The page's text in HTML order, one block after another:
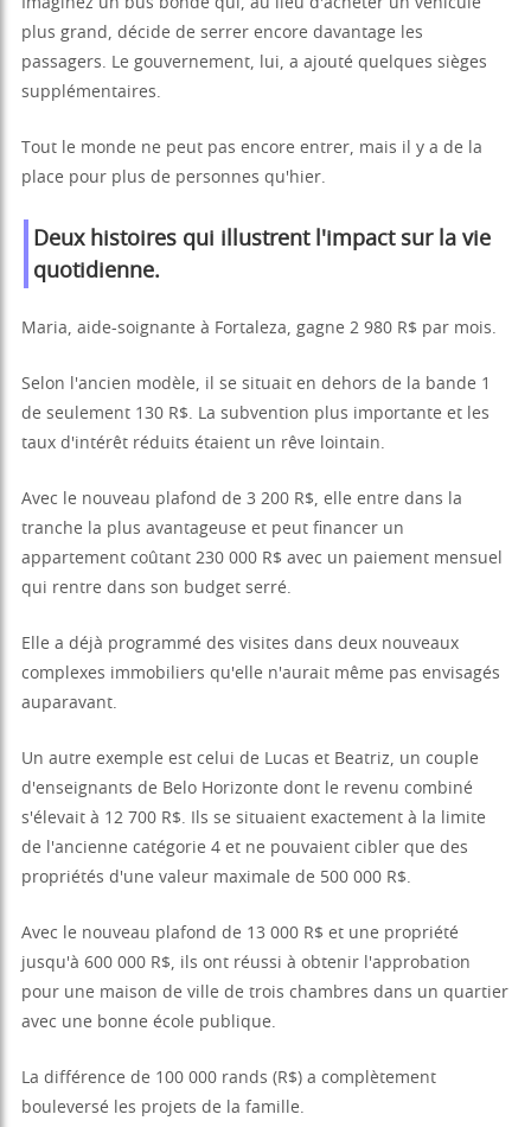
Imaginez un bus bondé qui, au lieu d'acheter un véhicule
plus grand, décide de serrer encore davantage les
passagers. Le gouvernement, lui, a ajouté quelques sièges
supplémentaires.
Tout le monde ne peut pas encore entrer, mais il y a de la
place pour plus de personnes qu'hier.
Deux histoires qui illustrent l'impact sur la vie
quotidienne.
Maria, aide-soignante à Fortaleza, gagne 2 980 R$ par mois.
Selon l'ancien modèle, il se situait en dehors de la bande 1
de seulement 130 R$. La subvention plus importante et les
taux d'intérêt réduits étaient un rêve lointain.
Avec le nouveau plafond de 3 200 R$, elle entre dans la
tranche la plus avantageuse et peut financer un
appartement coûtant 230 000 R$ avec un paiement mensuel
qui rentre dans son budget serré.
Elle a déjà programmé des visites dans deux nouveaux
complexes immobiliers qu'elle n'aurait même pas envisagés
auparavant.
Un autre exemple est celui de Lucas et Beatriz, un couple
d'enseignants de Belo Horizonte dont le revenu combiné
s'élevait à 12 700 R$. Ils se situaient exactement à la limite
de l'ancienne catégorie 4 et ne pouvaient cibler que des
propriétés d'une valeur maximale de 500 000 R$.
Avec le nouveau plafond de 13 000 R$ et une propriété
jusqu'à 600 000 R$, ils ont réussi à obtenir l'approbation
pour une maison de ville de trois chambres dans un quartier
avec une bonne école publique.
La différence de 100 000 rands (R$) a complètement
bouleversé les projets de la famille.